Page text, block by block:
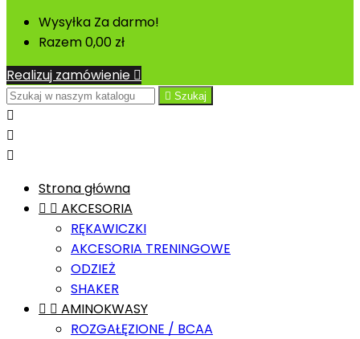
Wysyłka Za darmo!
Razem0,00 zł
Realizuj zamówienie 
 Szukaj



Strona główna
  AKCESORIA
RĘKAWICZKI
AKCESORIA TRENINGOWE
ODZIEŻ
SHAKER
  AMINOKWASY
ROZGAŁĘZIONE / BCAA